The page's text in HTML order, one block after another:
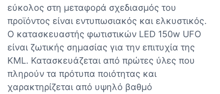
εύκολος στη μεταφορά σχεδιασμός του
προϊόντος είναι εντυπωσιακός και ελκυστικός.
Ο κατασκευαστής φωτιστικών LED 150w UFO
είναι ζωτικής σημασίας για την επιτυχία της
KML. Κατασκευάζεται από πρώτες ύλες που
πληρούν τα πρότυπα ποιότητας και
χαρακτηρίζεται από υψηλό βαθμό